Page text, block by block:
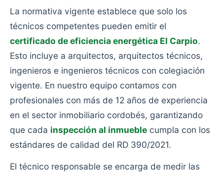
La normativa vigente establece que solo los
técnicos competentes pueden emitir el
certificado de eficiencia energética El Carpio.
Esto incluye a arquitectos, arquitectos técnicos,
ingenieros e ingenieros técnicos con colegiación
vigente. En nuestro equipo contamos con
profesionales con más de 12 años de experiencia
en el sector inmobiliario cordobés, garantizando
que cada inspección al inmueble cumpla con los
estándares de calidad del RD 390/2021.
El técnico responsable se encarga de medir las